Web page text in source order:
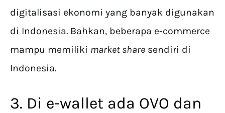
digitalisasi ekonomi yang banyak digunakan
di Indonesia. Bahkan, beberapa e-commerce
mampu memiliki market share sendiri di
Indonesia.
3. Di e-wallet ada OVO dan